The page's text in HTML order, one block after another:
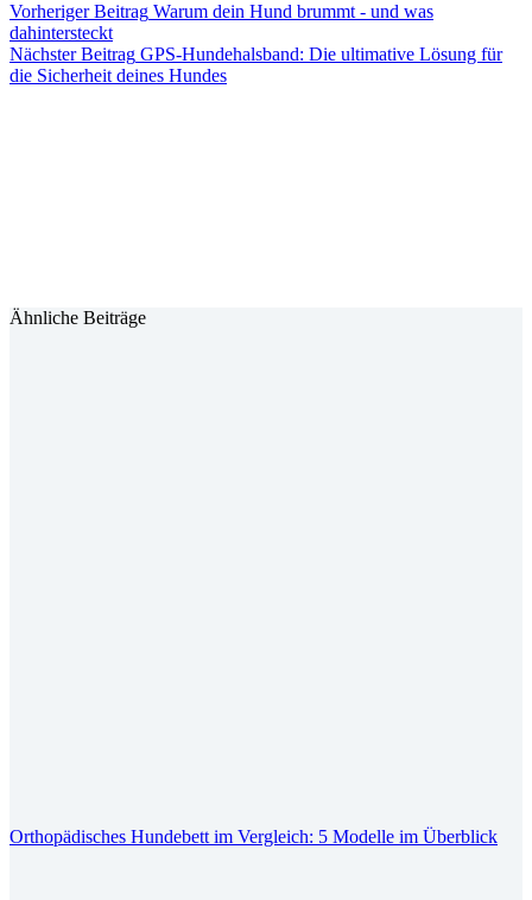
VorherigerBeitrag Warum dein Hund brummt - und was
dahintersteckt
NächsterBeitrag GPS-Hundehalsband: Die ultimative Lösung für
die Sicherheit deines Hundes
Ähnliche Beiträge
Orthopädisches Hundebett im Vergleich: 5 Modelle im Überblick